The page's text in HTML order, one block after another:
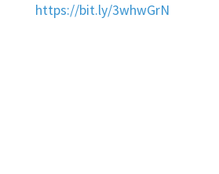
https://bit.ly/3whwGrN